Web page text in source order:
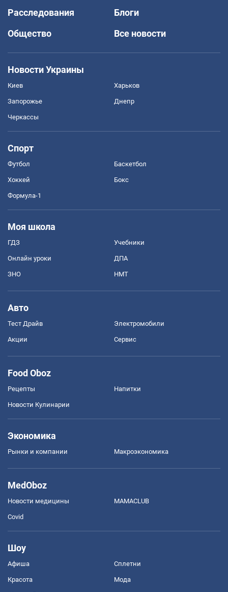
Расследования
Блоги
Общество
Все новости
Новости Украины
Киев Харьков
Запорожье Днепр
Черкассы
Спорт
Футбол Баскетбол
Хоккей Бокс
Формула-1
Моя школа
ГДЗ Учебники
Онлайн уроки ДПА
ЗНО НМТ
Авто
Тест Драйв Электромобили
Акции Сервис
Food Oboz
Рецепты Напитки
Новости Кулинарии
Экономика
Рынки и компании Mакроэкономика
MedOboz
Новости медицины MAMACLUB
Covid
Шоу
Афиша Сплетни
Красота Мода